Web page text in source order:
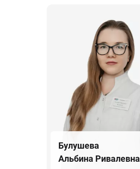
Булушева
Альбина Ривалевна